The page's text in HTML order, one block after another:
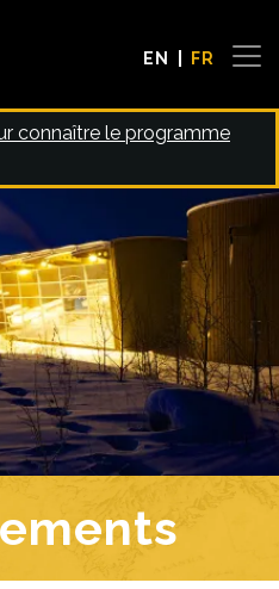
EN FR
connaître le programme